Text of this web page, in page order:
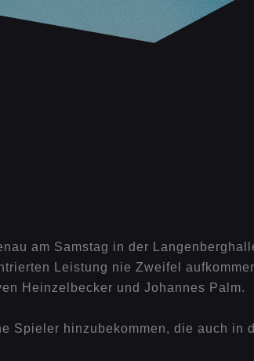
am Samstag in der
Leistung nie Zweifel
Heinzelbecker und Johannes Palm.
Spieler hinzubekommen, die auch in